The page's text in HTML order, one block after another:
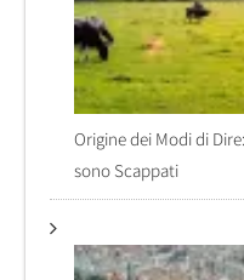
Origine dei Modi di
sono Scappati